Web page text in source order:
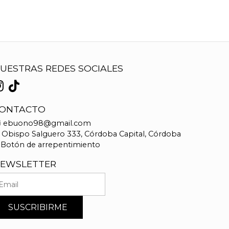
REDES SOCIALES
ebuono98@gmail.com
Obispo Salguero 333, Córdoba Capital, Córdoba
Botón de arrepentimiento
SUSCRIBIRME